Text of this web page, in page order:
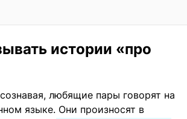
истории «про
любящие пары говорят на
языке. Они произносят в